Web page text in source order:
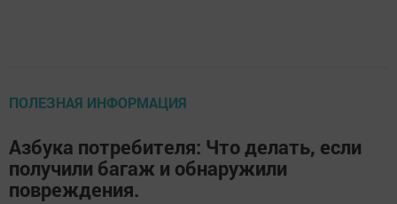
ПОЛЕЗНАЯ ИНФОРМАЦИЯ
Азбука потребителя: Что делать, если
получили багаж и обнаружили
повреждения.